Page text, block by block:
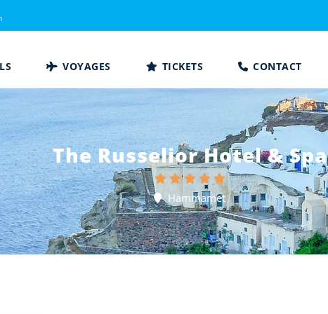
VOYAGES TICKETS CONTACT
The Russelior Hotel & Spa
Hammamet